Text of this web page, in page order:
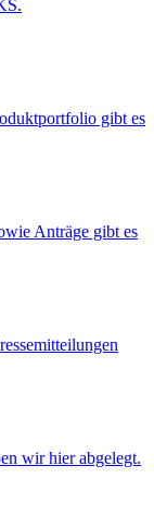
gibt es
Anträge gibt es
wir hier abgelegt.